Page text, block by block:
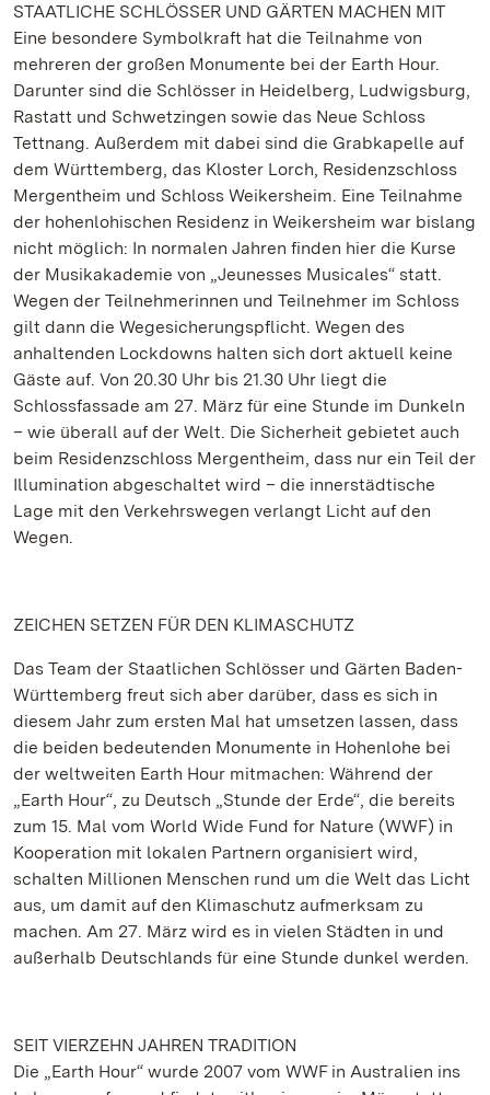
STAATLICHE SCHLÖSSER UND GÄRTEN MACHEN MIT
Eine besondere Symbolkraft hat die Teilnahme von
mehreren der großen Monumente bei der Earth Hour.
Darunter sind die Schlösser in Heidelberg, Ludwigsburg,
Rastatt und Schwetzingen sowie das Neue Schloss
Tettnang. Außerdem mit dabei sind die Grabkapelle auf
dem Württemberg, das Kloster Lorch, Residenzschloss
Mergentheim und Schloss Weikersheim. Eine Teilnahme
der hohenlohischen Residenz in Weikersheim war bislang
nicht möglich: In normalen Jahren finden hier die Kurse
der Musikakademie von „Jeunesses Musicales“ statt.
Wegen der Teilnehmerinnen und Teilnehmer im Schloss
gilt dann die Wegesicherungspflicht. Wegen des
anhaltenden Lockdowns halten sich dort aktuell keine
Gäste auf. Von 20.30 Uhr bis 21.30 Uhr liegt die
Schlossfassade am 27. März für eine Stunde im Dunkeln
– wie überall auf der Welt. Die Sicherheit gebietet auch
beim Residenzschloss Mergentheim, dass nur ein Teil der
Illumination abgeschaltet wird – die innerstädtische
Lage mit den Verkehrswegen verlangt Licht auf den
Wegen.
ZEICHEN SETZEN FÜR DEN KLIMASCHUTZ
Das Team der Staatlichen Schlösser und Gärten Baden-
Württemberg freut sich aber darüber, dass es sich in
diesem Jahr zum ersten Mal hat umsetzen lassen, dass
die beiden bedeutenden Monumente in Hohenlohe bei
der weltweiten Earth Hour mitmachen: Während der
„Earth Hour“, zu Deutsch „Stunde der Erde“, die bereits
zum 15. Mal vom World Wide Fund for Nature (WWF) in
Kooperation mit lokalen Partnern organisiert wird,
schalten Millionen Menschen rund um die Welt das Licht
aus, um damit auf den Klimaschutz aufmerksam zu
machen. Am 27. März wird es in vielen Städten in und
außerhalb Deutschlands für eine Stunde dunkel werden.
SEIT VIERZEHN JAHREN TRADITION
Die „Earth Hour“ wurde 2007 vom WWF in Australien ins